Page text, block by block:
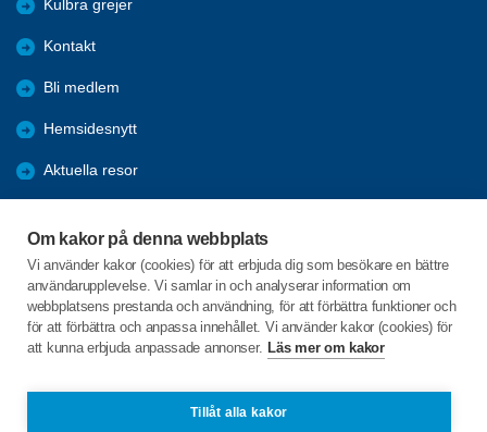
Om kakor på denna webbplats
Vi använder kakor (cookies) för att erbjuda dig som besökare en bättre
användarupplevelse. Vi samlar in och analyserar information om
webbplatsens prestanda och användning, för att förbättra funktioner och
för att förbättra och anpassa innehållet. Vi använder kakor (cookies) för
att kunna erbjuda anpassade annonser. Läs mer om kakor
Tillåt alla kakor
Kulbra grejer
Kontakt
Bli medlem
Hemsidesnytt
Aktuella resor
Trygghetsringning
Gårdsrådet
C/o:Skeppsgården